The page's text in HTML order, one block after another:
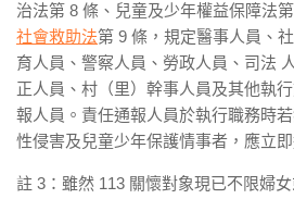
治法第 8 條、兒童及少年權益保障法
社會救助法第 9 條，規定醫事人員、
育人員、警察人員、勞政人員、司法
正人員、村（里）幹事人員及其他執
報人員。責任通報人員於執行職務時
性侵害及兒童少年保護情事者，應立
註 3：雖然 113 關懷對象現已不限婦